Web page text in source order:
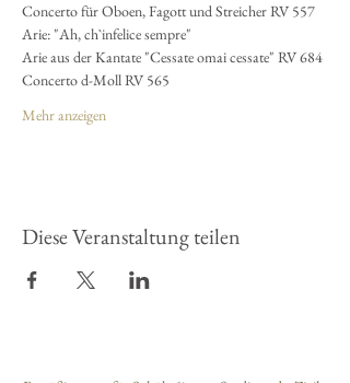
Concerto für Oboen, Fagott und Streicher RV 557
Arie: "Ah, ch`infelice sempre"
Arie aus der Kantate "Cessate omai cessate" RV 684
Concerto d-Moll RV 565
Mehr anzeigen
Diese Veranstaltung teilen